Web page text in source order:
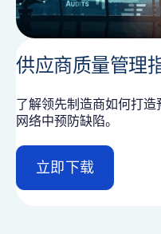
供应商质量管理
了解领先制造商如何打
网络中预防缺陷。
立即下载
d
e